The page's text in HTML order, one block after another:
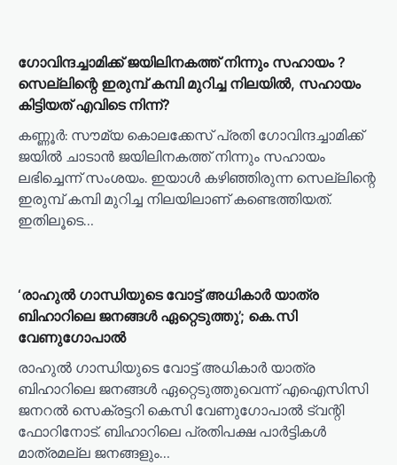
ഗോവിന്ദച്ചാമിക്ക് ജയിലിനകത്ത് നിന്നും സഹായം ?
സെല്ലിന്റെ ഇരുമ്പ് കമ്പി മുറിച്ച നിലയിൽ, സഹായം
കിട്ടിയത് എവിടെ നിന്ന്?
കണ്ണൂർ: സൗമ്യ കൊലക്കേസ് പ്രതി ഗോവിന്ദച്ചാമിക്ക്
ജയിൽ ചാടാൻ ജയിലിനകത്ത് നിന്നും സഹായം
ലഭിച്ചെന്ന് സംശയം. ഇയാൾ കഴിഞ്ഞിരുന്ന സെല്ലിന്റെ
ഇരുമ്പ് കമ്പി മുറിച്ച നിലയിലാണ് കണ്ടെത്തിയത്.
ഇതിലൂടെ…
‘രാഹുൽ ഗാന്ധിയുടെ വോട്ട് അധികാർ യാത്ര
ബിഹാറിലെ ജനങ്ങൾ ഏറ്റെടുത്തു’; കെ.സി
വേണുഗോപാൽ
രാഹുൽ ഗാന്ധിയുടെ വോട്ട് അധികാർ യാത്ര
ബിഹാറിലെ ജനങ്ങൾ ഏറ്റെടുത്തുവെന്ന് എഐസിസി
ജനറൽ സെക്രട്ടറി കെസി വേണുഗോപാൽ ട്വന്റി
ഫോറിനോട്. ബിഹാറിലെ പ്രതിപക്ഷ പാർട്ടികൾ
മാത്രമല്ല ജനങ്ങളും…